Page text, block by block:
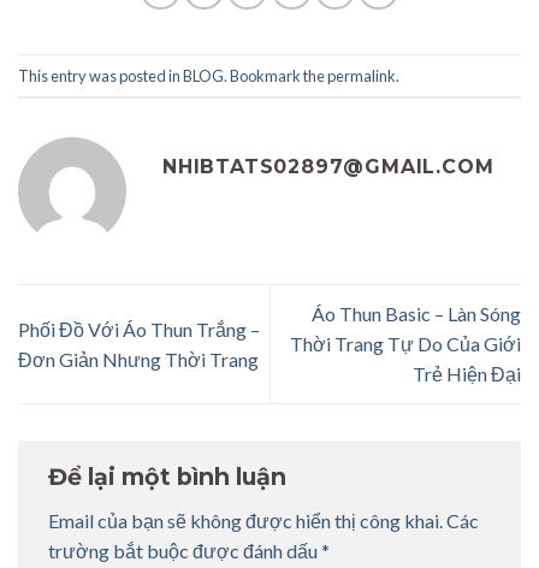
This entry was posted inBLOG. Bookmark thepermalink.
NHIBTATS02897@GMAIL.COM
Phối Đồ Với Áo Thun Trắng –
Đơn Giản Nhưng Thời Trang
Áo Thun Basic – Làn Sóng
Thời Trang Tự Do Của Giới
Trẻ Hiện Đại
Để lại một bình luận
Email của bạn sẽ không được hiển thị công khai.Các
trường bắt buộc được đánh dấu*